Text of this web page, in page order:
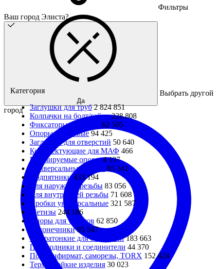
Ваш город Элиста?
Да
Выбрать другой
город
Фильтры
Категория
Заглушки для труб 2 824 851
Колпачки на болт/гайку 228 808
Фиксаторы с винтом
62 505
Опоры резьбовые 94 425
Заглушки для отверстий 50 640
Комплектующие для МАФ 466
Регулируемые опоры 4 137
Универсальные опоры
85 341
Подпятники 433 194
Для наружной резьбы 83 056
Для внутренней резьбы 71 608
Пробки универсальные 321 587
Метизы 244 186
Опоры для уголков 62 850
Наконечники 95 547
Ультратонкие для отверстий 183 663
Переходники и соединители 44 370
Под конфирмат, саморезы, TORX 152 424
Термостойкие изделия 30 023